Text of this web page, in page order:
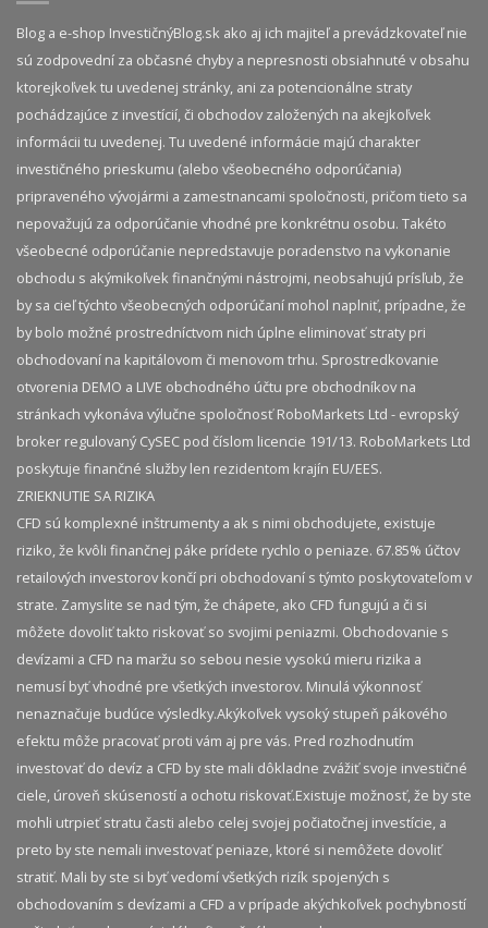
Blog a e-shop InvestičnýBlog.sk ako aj ich majiteľ a prevádzkovateľ nie
sú zodpovední za občasné chyby a nepresnosti obsiahnuté v obsahu
ktorejkoľvek tu uvedenej stránky, ani za potencionálne straty
pochádzajúce z investícií, či obchodov založených na akejkoľvek
informácii tu uvedenej. Tu uvedené informácie majú charakter
investičného prieskumu (alebo všeobecného odporúčania)
pripraveného vývojármi a zamestnancami spoločnosti, pričom tieto sa
nepovažujú za odporúčanie vhodné pre konkrétnu osobu. Takéto
všeobecné odporúčanie nepredstavuje poradenstvo na vykonanie
obchodu s akýmikoľvek finančnými nástrojmi, neobsahujú prísľub, že
by sa cieľ týchto všeobecných odporúčaní mohol naplniť, prípadne, že
by bolo možné prostredníctvom nich úplne eliminovať straty pri
obchodovaní na kapitálovom či menovom trhu. Sprostredkovanie
otvorenia DEMO a LIVE obchodného účtu pre obchodníkov na
stránkach vykonáva výlučne spoločnosť RoboMarkets Ltd - evropský
broker regulovaný CySEC pod číslom licencie 191/13. RoboMarkets Ltd
poskytuje finančné služby len rezidentom krajín EU/EES.
ZRIEKNUTIE SA RIZIKA
CFD sú komplexné inštrumenty a ak s nimi obchodujete, existuje
riziko, že kvôli finančnej páke prídete rychlo o peniaze. 67.85% účtov
retailových investorov končí pri obchodovaní s týmto poskytovateľom v
strate. Zamyslite se nad tým, že chápete, ako CFD fungujú a či si
môžete dovoliť takto riskovať so svojimi peniazmi. Obchodovanie s
devízami a CFD na maržu so sebou nesie vysokú mieru rizika a
nemusí byť vhodné pre všetkých investorov. Minulá výkonnosť
nenaznačuje budúce výsledky.​ Akýkoľvek vysoký stupeň pákového
efektu môže pracovať proti vám aj pre vás. Pred rozhodnutím
investovať do devíz a CFD by ste mali dôkladne zvážiť svoje investičné
ciele, úroveň skúseností a ochotu riskovať.​ Existuje možnosť, že by ste
mohli utrpieť stratu časti alebo celej svojej počiatočnej investície, a
preto by ste nemali investovať peniaze, ktoré si nemôžete dovoliť
stratiť. Mali by ste si byť vedomí všetkých rizík spojených s
obchodovaním s devízami a CFD a v prípade akýchkoľvek pochybností